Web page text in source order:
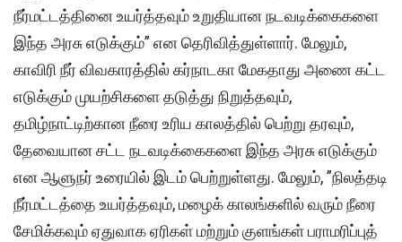
நீர்மட்டத்தினை உயர்த்தவும் உறுதியான நடவடிக்கைகளை
இந்த அரசு எடுக்கும்” என தெரிவித்துள்ளார். மேலும்,
காவிரி நீர் விவகாரத்தில் கர்நாடகா மேகதாது அணை கட்ட
எடுக்கும் முயற்சிகளை தடுத்து நிறுத்தவும்,
தமிழ்நாட்டிற்கான நீரை உரிய காலத்தில் பெற்று தரவும்,
தேவையான சட்ட நடவடிக்கைகளை இந்த அரசு எடுக்கும்
என ஆளுநர் உரையில் இடம் பெற்றுள்ளது. மேலும், ”நிலத்தடி
நீர்மட்டத்தை உயர்த்தவும், மழைக் காலங்களில் வரும் நீரை
சேமிக்கவும் ஏதுவாக ஏரிகள் மற்றும் குளங்கள் பராமரிப்புத்